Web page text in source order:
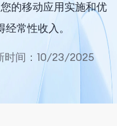
的移动应用实施和优
常性收入。
时间：10/23/2025